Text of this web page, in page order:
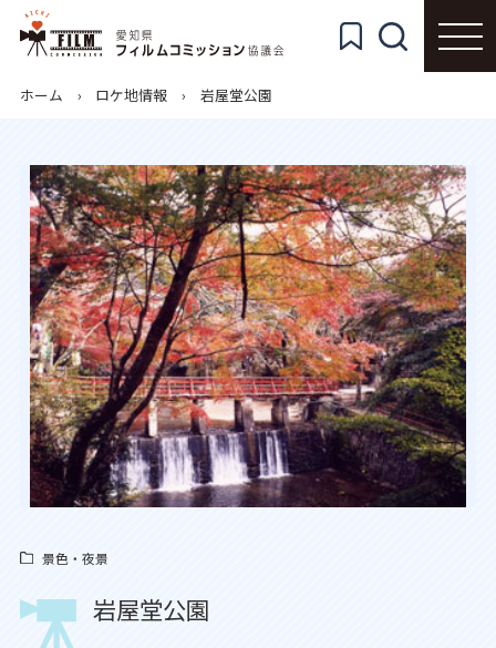
ホーム ロケ地情報 岩屋堂公園
景色・夜景
岩屋堂公園